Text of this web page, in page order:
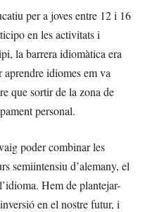
per a joves entre 12 i 16
en les activitats i
la barrera idiomàtica era
idiomes em va
que sortir de la zona de
personal.
poder combinar les
semiintensiu d’alemany, el
Hem de plantejar-
en el nostre futur, i